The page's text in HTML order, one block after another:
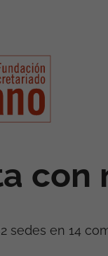
con
sedes en 14